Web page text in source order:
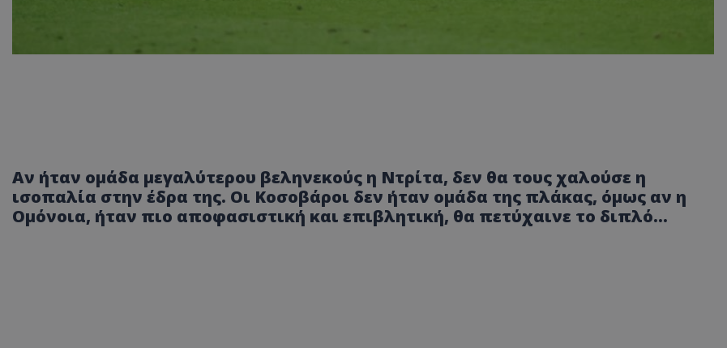
Αν ήταν ομάδα μεγαλύτερου βεληνεκούς η Ντρίτα, δεν θα τους χαλούσε η
ισοπαλία στην έδρα της. Οι Κοσοβάροι δεν ήταν ομάδα της πλάκας, όμως αν η
Ομόνοια, ήταν πιο αποφασιστική και επιβλητική, θα πετύχαινε το διπλό…